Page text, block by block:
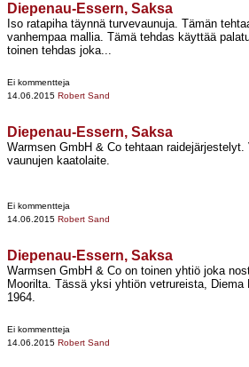
Diepenau-Essern, Saksa
Iso ratapiha täynnä turvevaunuja. Tämän
vanhempaa mallia. Tämä tehdas käyttää
toinen tehdas joka...
Ei kommentteja
14.06.2015 Robert Sand
Diepenau-Essern, Saksa
Warmsen GmbH & Co tehtaan
vaunujen kaatolaite.
Ei kommentteja
14.06.2015 Robert Sand
Diepenau-Essern, Saksa
Warmsen GmbH & Co on toinen yhtiö joka
Moorilta. Tässä yksi yhtiön vetrureista, Diema
1964.
Ei kommentteja
14.06.2015 Robert Sand